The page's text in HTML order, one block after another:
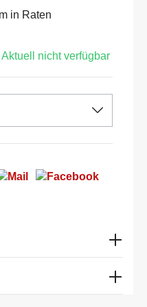
in Raten
Aktuell nicht verfügbar